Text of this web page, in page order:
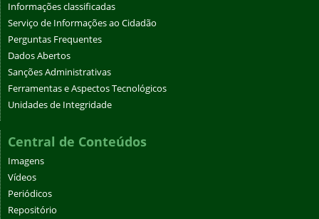
Informações classificadas
Serviço de Informações ao Cidadão
Perguntas Frequentes
Dados Abertos
Sanções Administrativas
Ferramentas e Aspectos Tecnológicos
Unidades de Integridade
Central de Conteúdos
Imagens
Vídeos
Periódicos
Repositório